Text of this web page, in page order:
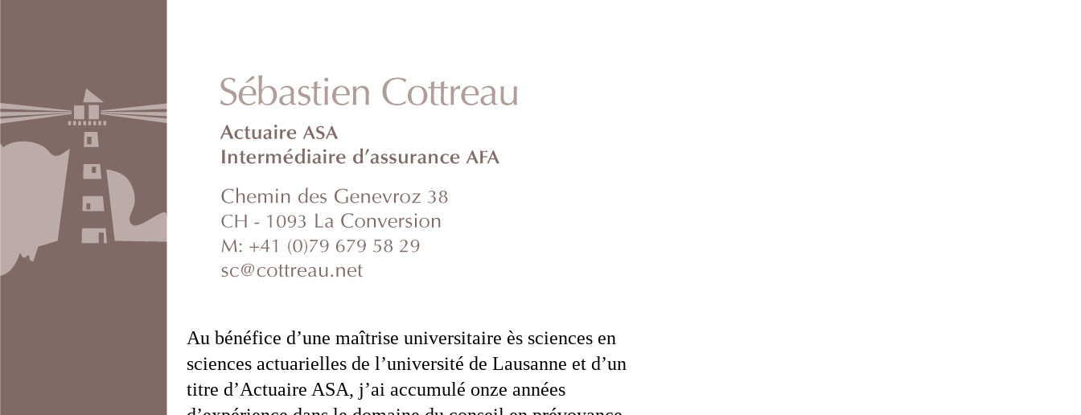
Au bénéfice d’une maîtrise universitaire ès sciences en
sciences actuarielles de l’université de Lausanne et d’un
titre d’Actuaire ASA, j’ai accumulé onze années